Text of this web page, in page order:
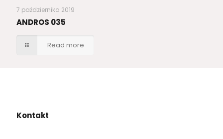
7 października 2019
ANDROS 035
Read more
Kontakt